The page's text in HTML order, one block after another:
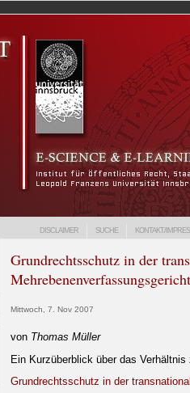
DISCLAIMER SUCHE KONTAKT/
Grundrechtsschutz in der
Mittwoch, 7. Nov 2007
von Thomas Müller
Ein Kurzüberblick über das
Grundrechtsschutz in der